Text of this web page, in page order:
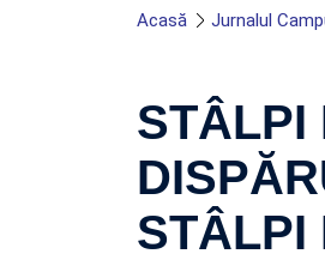
Acasă Jurnalul
STÂLPI
STÂLPI